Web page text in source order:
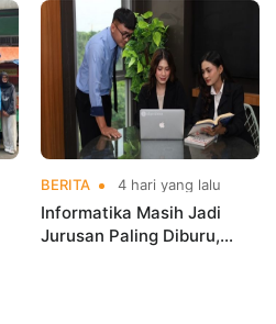
Indonesia Open
Championships 2026
BERITA 4 hari yang lalu
Informatika Masih Jadi
Jurusan Paling Diburu,